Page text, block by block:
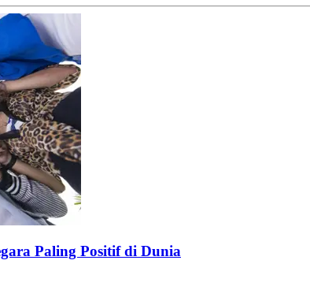
Paling Positif di Dunia